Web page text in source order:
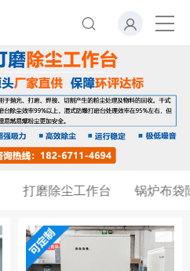
打磨除尘工作台 锅炉布袋